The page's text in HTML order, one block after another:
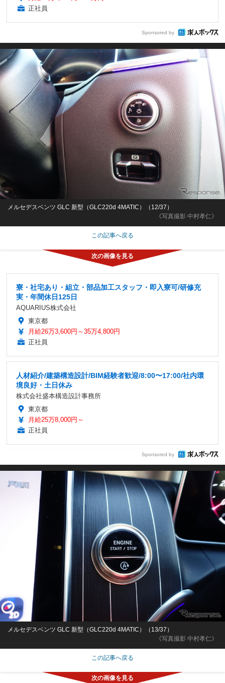
正社員
Sponsored by
《写真撮影 中村孝仁》
メルセデスベンツ GLC 新型（GLC220d 4MATIC）（12/37）
この記事へ戻る
寮・社宅あり・組立・部品加工スタッフ・即入寮可/研修充
実・年間休日125日
AQUARIUS株式会社
東京都
月給26万3,600円～35万4,800円
正社員
人材紹介/建築構造設計/BIM経験者歓迎/8:00〜17:00/社内環
境良好・土日休み
株式会社盛本構造設計事務所
東京都
月給25万8,000円～
正社員
Sponsored by
《写真撮影 中村孝仁》
メルセデスベンツ GLC 新型（GLC220d 4MATIC）（13/37）
この記事へ戻る